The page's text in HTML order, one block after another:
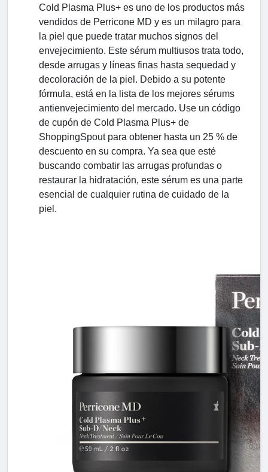
Cold Plasma Plus+ es uno de los productos más
vendidos de Perricone MD y es un milagro para
la piel que puede tratar muchos signos del
envejecimiento. Este sérum multiusos trata todo,
desde arrugas y líneas finas hasta sequedad y
decoloración de la piel. Debido a su potente
fórmula, está en la lista de los mejores sérums
antienvejecimiento del mercado. Use un código
de cupón de Cold Plasma Plus+ de
ShoppingSpout para obtener hasta un 25 % de
descuento en su compra. Ya sea que esté
buscando combatir las arrugas profundas o
restaurar la hidratación, este sérum es una parte
esencial de cualquier rutina de cuidado de la
piel.